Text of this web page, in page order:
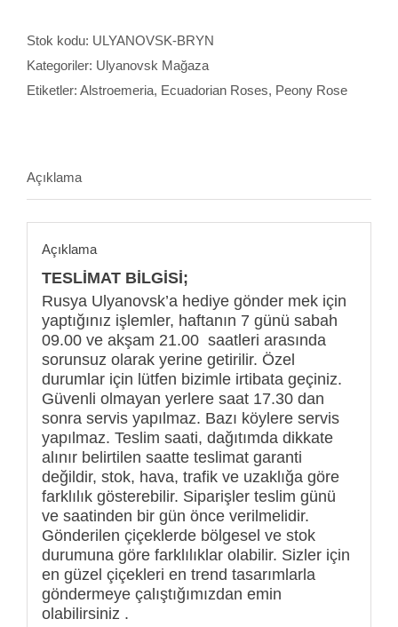
Stok kodu: ULYANOVSK-BRYN
Kategoriler: Ulyanovsk Mağaza
Etiketler: Alstroemeria, Ecuadorian Roses, Peony Rose
Açıklama
Açıklama
TESLİMAT BİLGİSİ;
Rusya Ulyanovsk’a hediye gönder mek için
yaptığınız işlemler, haftanın 7 günü sabah
09.00 ve akşam 21.00 saatleri arasında
sorunsuz olarak yerine getirilir. Özel
durumlar için lütfen bizimle irtibata geçiniz.
Güvenli olmayan yerlere saat 17.30 dan
sonra servis yapılmaz. Bazı köylere servis
yapılmaz. Teslim saati, dağıtımda dikkate
alınır belirtilen saatte teslimat garanti
değildir, stok, hava, trafik ve uzaklığa göre
farklılık gösterebilir. Siparişler teslim günü
ve saatinden bir gün önce verilmelidir.
Gönderilen çiçeklerde bölgesel ve stok
durumuna göre farklılıklar olabilir. Sizler için
en güzel çiçekleri en trend tasarımlarla
göndermeye çalıştığımızdan emin
olabilirsiniz .